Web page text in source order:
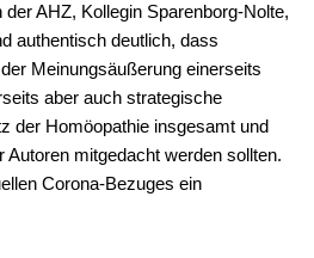
AHZ, Kollegin Sparenborg-Nolte,
authentisch deutlich, dass
Meinungsäußerung einerseits
aber auch strategische
der Homöopathie insgesamt und
mitgedacht werden sollten.
Corona-Bezuges ein